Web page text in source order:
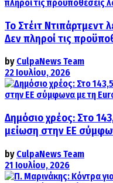
Το Στέιτ Ντιπάρτμεντ
Δεν πληροί τις
by CulpaNews Team
22 Ιουλίου, 2026
Δημόσιο χρέος: Στο
μείωση στην ΕΕ
by CulpaNews Team
21 Ιουλίου, 2026